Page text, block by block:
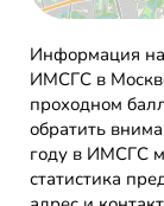
Информация
ИМСГС в
проходном
обратить
году в ИМСГС
статистика